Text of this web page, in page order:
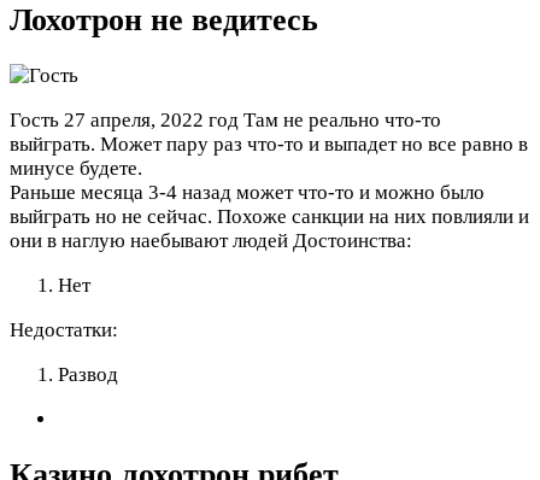
Лохотрон не ведитесь
Гость 27 апреля, 2022 год Там не реально что-то
выйграть. Может пару раз что-то и выпадет но все равно в
минусе будете.
Раньше месяца 3-4 назад может что-то и можно было
выйграть но не сейчас. Похоже санкции на них повлияли и
они в наглую наебывают людей Достоинства:
Нет
Недостатки:
Развод